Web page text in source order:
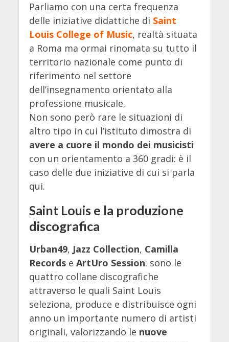
Parliamo con una certa frequenza
delle iniziative didattiche di Saint
Louis College of Music, realtà situata
a Roma ma ormai rinomata su tutto il
territorio nazionale come punto di
riferimento nel settore
dell’insegnamento orientato alla
professione musicale.
Non sono però rare le situazioni di
altro tipo in cui l’istituto dimostra di
avere a cuore il mondo dei musicisti
con un orientamento a 360 gradi: è il
caso delle due iniziative di cui si parla
qui.
Saint Louis e la produzione
discografica
Urban49, Jazz Collection, Camilla
Recordse ArtUro Session: sono le
quattro collane discografiche
attraverso le quali Saint Louis
seleziona, produce e distribuisce ogni
anno un importante numero di artisti
originali, valorizzando le nuove